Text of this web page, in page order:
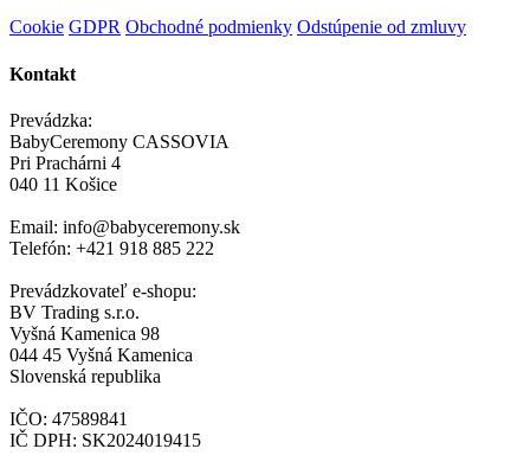
Cookie GDPR Obchodné podmienky Odstúpenie od zmluvy
Kontakt
Prevádzka:
BabyCeremony CASSOVIA
Pri Prachárni 4
040 11 Košice
Email: info@babyceremony.sk
Telefón: +421 918 885 222
Prevádzkovateľ e-shopu:
BV Trading s.r.o.
Vyšná Kamenica 98
044 45 Vyšná Kamenica
Slovenská republika
IČO: 47589841
IČ DPH: SK2024019415